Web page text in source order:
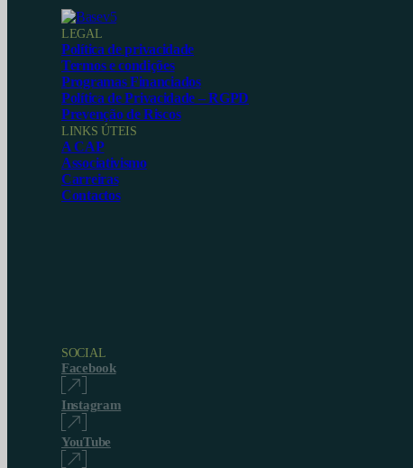
LEGAL
Política de privacidade
Termos e condições
Programas Financiados
Política de Privacidade – RGPD
Prevenção de Riscos
LINKS ÚTEIS
A CAP
Associativismo
Carreiras
Contactos
SOCIAL
Facebook
Instagram
YouTube